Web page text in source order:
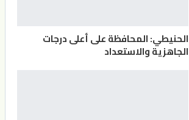
الحنيطي: المحافظة على أعلى درجات
الجاهزية والاستعداد